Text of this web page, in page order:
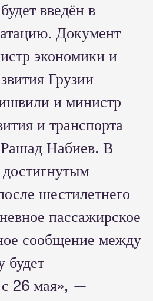
введён в
Документ
экономики и
Грузии
и министр
и транспорта
Набиев. В
достигнутым
шестилетнего
пассажирское
сообщение между
будет
с 26 мая», —